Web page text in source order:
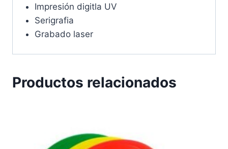
Impresión digitla UV
Serigrafia
Grabado laser
Productos relacionados